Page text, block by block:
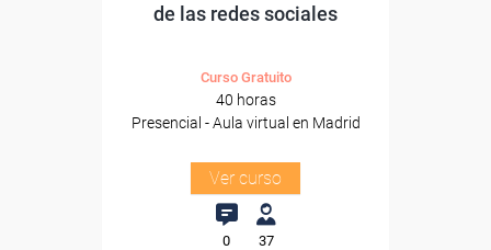
de las redes sociales
Curso Gratuito
40 horas
Presencial - Aula virtual en Madrid
Ver curso
0 37